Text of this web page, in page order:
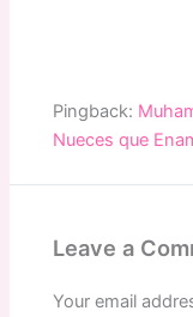
Pingback:
Nueces que
Leave a
Your email